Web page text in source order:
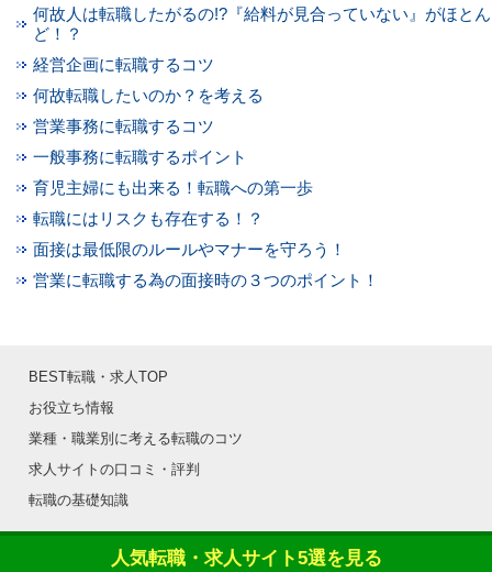
何故人は転職したがるの!?『給料が見合っていない』がほとん
ど！？
経営企画に転職するコツ
何故転職したいのか？を考える
営業事務に転職するコツ
一般事務に転職するポイント
育児主婦にも出来る！転職への第一歩
転職にはリスクも存在する！？
面接は最低限のルールやマナーを守ろう！
営業に転職する為の面接時の３つのポイント！
BEST転職・求人TOP
お役立ち情報
業種・職業別に考える転職のコツ
求人サイトの口コミ・評判
転職の基礎知識
Copyright©BEST転職・求人 All Rights Reserved.
人気転職・求人サイト5選を見る